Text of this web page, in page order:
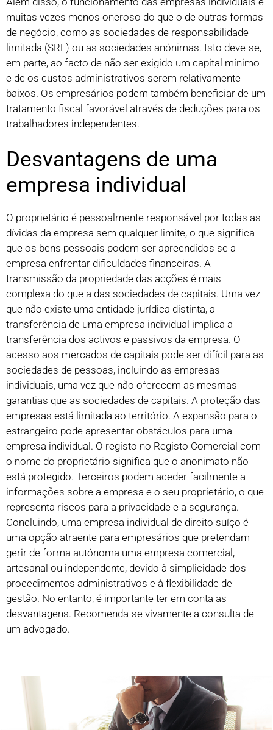
muitas vezes menos oneroso do que o de outras formas
de negócio, como as sociedades de responsabilidade
limitada (SRL) ou as sociedades anónimas. Isto deve-se,
em parte, ao facto de não ser exigido um capital mínimo
e de os custos administrativos serem relativamente
baixos. Os empresários podem também beneficiar de um
tratamento fiscal favorável através de deduções para os
trabalhadores independentes.
Desvantagens de uma
empresa individual
O proprietário é pessoalmente responsável por todas as
dívidas da empresa sem qualquer limite, o que significa
que os bens pessoais podem ser apreendidos se a
empresa enfrentar dificuldades financeiras. A
transmissão da propriedade das acções é mais
complexa do que a das sociedades de capitais. Uma vez
que não existe uma entidade jurídica distinta, a
transferência de uma empresa individual implica a
transferência dos activos e passivos da empresa. O
acesso aos mercados de capitais pode ser difícil para as
sociedades de pessoas, incluindo as empresas
individuais, uma vez que não oferecem as mesmas
garantias que as sociedades de capitais. A proteção das
empresas está limitada ao território. A expansão para o
estrangeiro pode apresentar obstáculos para uma
empresa individual. O registo no Registo Comercial com
o nome do proprietário significa que o anonimato não
está protegido. Terceiros podem aceder facilmente a
informações sobre a empresa e o seu proprietário, o que
representa riscos para a privacidade e a segurança.
Concluindo, uma empresa individual de direito suíço é
uma opção atraente para empresários que pretendam
gerir de forma autónoma uma empresa comercial,
artesanal ou independente, devido à simplicidade dos
procedimentos administrativos e à flexibilidade de
gestão. No entanto, é importante ter em conta as
desvantagens. Recomenda-se vivamente a consulta de
um advogado.